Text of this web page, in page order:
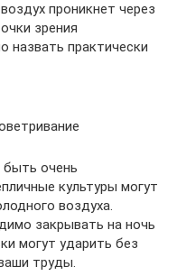
проникнет через
зрения
назвать практически
быть очень
культуры могут
воздуха.
закрывать на ночь
могут ударить без
труды.